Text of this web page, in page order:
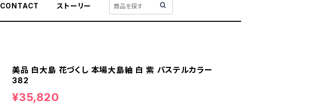
CONTACT ストーリー
美品 白大島 花づくし 本場大島紬 白 紫 パステルカラー
382
¥35,820